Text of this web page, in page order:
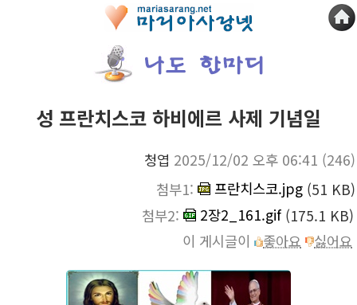
성 프란치스코 하비에르 사제 기념일
청엽 2025/12/02 오후 06:41 (246)
첨부1:
프란치스코.jpg (51 KB)
첨부2:
2장2_161.gif (175.1 KB)
이 게시글이
좋아요 싫어요